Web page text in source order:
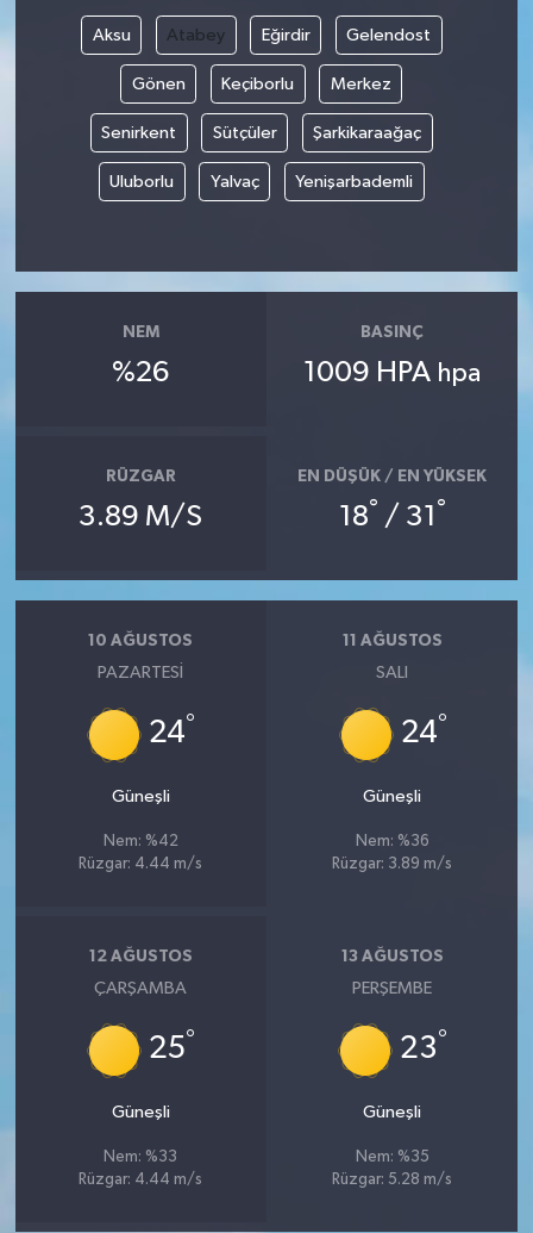
Aksu Atabey Eğirdir Gelendost
Gönen Keçiborlu Merkez
Senirkent Sütçüler Şarkikaraağaç
Uluborlu Yalvaç Yenişarbademli
NEM
%26
BASINÇ
1009 HPA hpa
RÜZGAR
3.89 M/S
EN DÜŞÜK / EN YÜKSEK
18° / 31 °
10 AĞUSTOS
PAZARTESI
24°
Güneşli
Nem: %42
Rüzgar: 4.44 m/s
11 AĞUSTOS
SALI
24°
Güneşli
Nem: %36
Rüzgar: 3.89 m/s
12 AĞUSTOS
ÇARŞAMBA
25°
Güneşli
Nem: %33
Rüzgar: 4.44 m/s
13 AĞUSTOS
PERŞEMBE
23°
Güneşli
Nem: %35
Rüzgar: 5.28 m/s